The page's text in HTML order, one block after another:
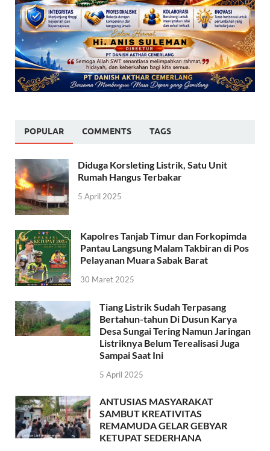
POPULAR COMMENTS TAGS
Diduga Korsleting Listrik, Satu Unit
Rumah Hangus Terbakar
5 April 2025
Kapolres Tanjab Timur dan Forkopimda
Pantau Langsung Malam Takbiran di Pos
Pelayanan Muara Sabak Barat
30 Maret 2025
Tiang Listrik Sudah Terpasang
Bertahun-tahun Di Dusun Karya
Desa Sungai Tering Namun Jaringan
Listriknya Belum Terealisasi Juga
Sampai Saat Ini
5 April 2025
ANTUSIAS MASYARAKAT
SAMBUT KREATIVITAS
REMAMUDA GELAR GEBYAR
KETUPAT SEDERHANA